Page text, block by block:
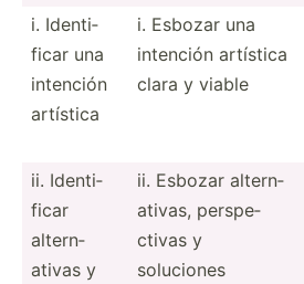
i. Identi­
ficar una
intención
artística
i. Esbozar una
intención artística
clara y viable
ii. Identi­
ficar
altern­
ativas y
ii. Esbozar altern­
ativas, perspe­
ctivas y
soluciones